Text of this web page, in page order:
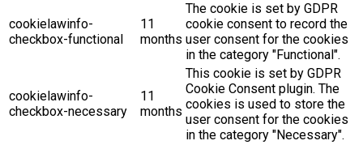
cookielawinfo-
checkbox-functional
11
months
The cookie is set by GDPR
cookie consent to record the
user consent for the cookies
in the category "Functional".
cookielawinfo-
checkbox-necessary
11
months
This cookie is set by GDPR
Cookie Consent plugin. The
cookies is used to store the
user consent for the cookies
in the category "Necessary".